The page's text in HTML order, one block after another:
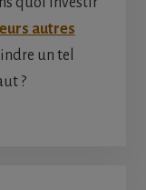
autres
un tel
?